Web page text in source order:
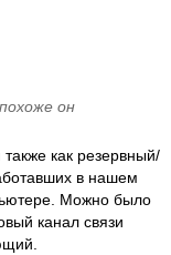
он
как резервный/
в нашем
Можно было
канал связи